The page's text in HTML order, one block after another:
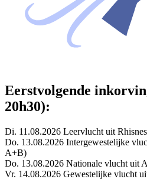
Eerstvolgende
20h30):
Di. 11.08.2026 Leervlucht uit Rhisnes
Do. 13.08.2026 Intergewestelijke
A+B)
Do. 13.08.2026 Nationale vlucht uit
Vr. 14.08.2026 Gewestelijke vlucht